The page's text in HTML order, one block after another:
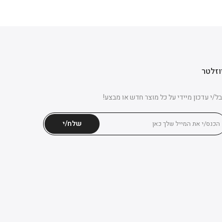
י עדכון מיידי על כל מוצר חדש או מבצע!
שלח/י